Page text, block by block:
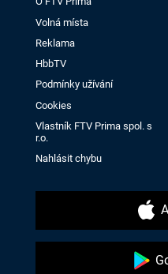
Volná místa
Reklama
HbbTV
Podmínky užívání
Cookies
Vlastník FTV Prima spol. s
r.o.
Nahlásit chybu